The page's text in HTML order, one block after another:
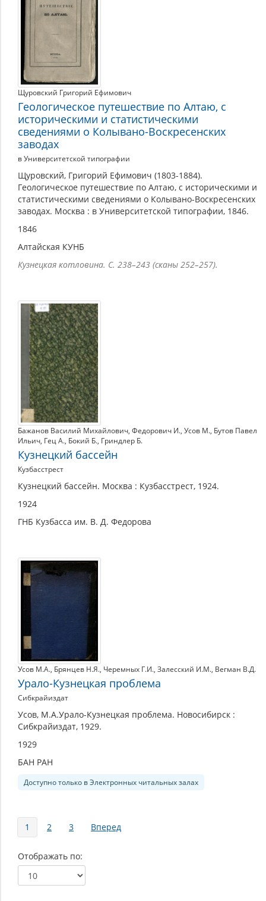
Щуровский Григорий Ефимович
Геологическое путешествие по Алтаю, с
историческими и статистическими
сведениями о Колывано-Воскресенских
заводах
в Университетской типографии
Щуровский, Григорий Ефимович (1803-1884).
Геологическое путешествие по Алтаю, с историческими и
статистическими сведениями о Колывано-Воскресенских
заводах. Москва : в Университетской типографии, 1846.
1846
Алтайская КУНБ
Кузнецкая котловина. С. 238–243 (сканы 252–257).
Бажанов Василий Михайлович, Федорович И., Усов М., Бутов Павел
Ильич, Гец А., Бокий Б., Гриндлер Б.
Кузнецкий бассейн
Кузбасстрест
Кузнецкий бассейн. Москва : Кузбасстрест, 1924.
1924
ГНБ Кузбасса им. В. Д. Федорова
Усов М.А., Брянцев Н.Я., Черемных Г.И., Залесский И.М., Вегман В.Д.
Урало-Кузнецкая проблема
Сибкрайиздат
Усов, М.А.Урало-Кузнецкая проблема. Новосибирск :
Сибкрайиздат, 1929.
1929
БАН РАН
Доступно только в Электронных читальных залах
Страницы
1 2 3 Вперед
Отображать по